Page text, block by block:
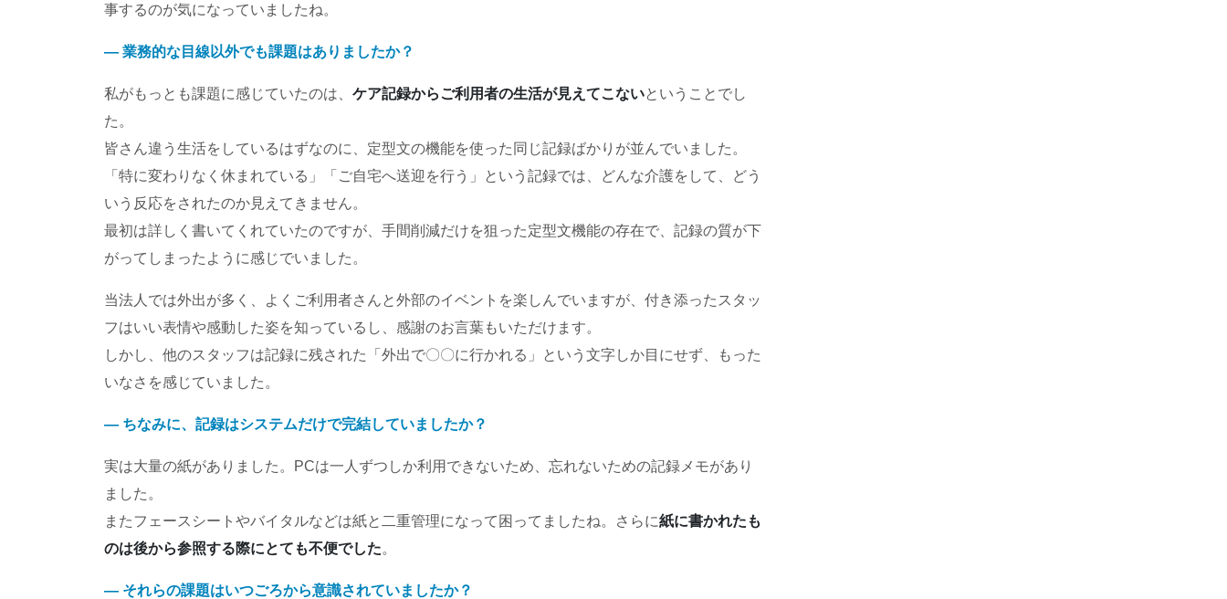
事するのが気になっていましたね。
― 業務的な目線以外でも課題はありましたか？
私がもっとも課題に感じていたのは、 ケア記録からご利用者の生活が見えてこないということでし
た。
皆さん違う生活をしているはずなのに、定型文の機能を使った同じ記録ばかりが並んでいました。
「特に変わりなく休まれている」「ご自宅へ送迎を行う」という記録では、どんな介護をして、どう
いう反応をされたのか見えてきません。
最初は詳しく書いてくれていたのですが、手間削減だけを狙った定型文機能の存在で、記録の質が下
がってしまったように感じでいました。
当法人では外出が多く、よくご利用者さんと外部のイベントを楽しんでいますが、付き添ったスタッ
フはいい表情や感動した姿を知っているし、感謝のお言葉もいただけます。
しかし、他のスタッフは記録に残された「外出で〇〇に行かれる」という文字しか目にせず、もった
いなさを感じていました。
― ちなみに、記録はシステムだけで完結していましたか？
実は大量の紙がありました。PCは一人ずつしか利用できないため、忘れないための記録メモがあり
ました。
またフェースシートやバイタルなどは紙と二重管理になって困ってましたね。さらに紙に書かれたも
のは後から参照する際にとても不便でした。
― それらの課題はいつごろから意識されていましたか？